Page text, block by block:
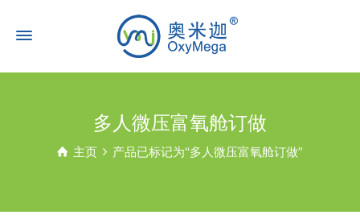
多人微压富氧舱订做
主页 产品已标记为“多人微压富氧舱订做”